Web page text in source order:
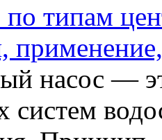
по типам
насос —
систем